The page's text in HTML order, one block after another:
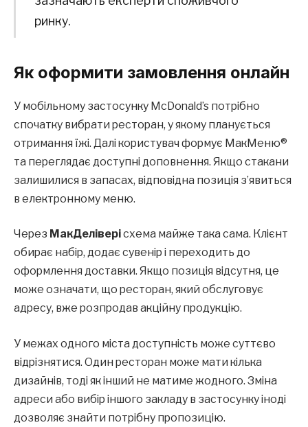
ринку.
Як оформити замовлення онлайн
У мобільному застосунку McDonald’s потрібно
спочатку вибрати ресторан, у якому планується
отримання їжі. Далі користувач формує МакМеню®
та переглядає доступні доповнення. Якщо стакани
залишилися в запасах, відповідна позиція з’явиться
в електронному меню.
Через МакДеліверісхема майже така сама. Клієнт
обирає набір, додає сувенір і переходить до
оформлення доставки. Якщо позиція відсутня, це
може означати, що ресторан, який обслуговує
адресу, вже розпродав акційну продукцію.
У межах одного міста доступність може суттєво
відрізнятися. Один ресторан може мати кілька
дизайнів, тоді як інший не матиме жодного. Зміна
адреси або вибір іншого закладу в застосунку іноді
дозволяє знайти потрібну пропозицію.